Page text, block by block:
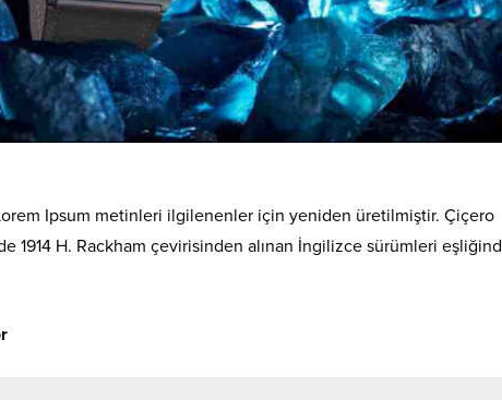
Ipsum metinleri ilgilenenler için yeniden üretilmiştir. Çiçero
1914 H. Rackham çevirisinden alınan İngilizce sürümleri